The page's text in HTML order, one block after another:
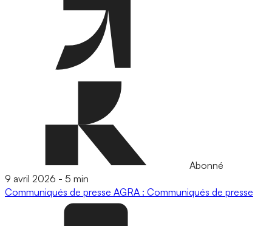
Abonné
9 avril 2026 - 5 min
Communiqués de presse AGRA : Communiqués de presse